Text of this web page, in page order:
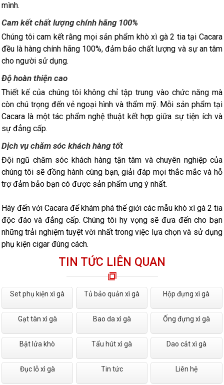
mình.
Cam kết chất lượng chính hãng 100%
Chúng tôi cam kết rằng mọi sản phẩm khò xì gà 2 tia tại Cacara
đều là hàng chính hãng 100%, đảm bảo chất lượng và sự an tâm
cho người sử dụng.
Độ hoàn thiện cao
Thiết kế của chúng tôi không chỉ tập trung vào chức năng mà
còn chú trọng đến vẻ ngoại hình và thẩm mỹ. Mỗi sản phẩm tại
Cacara là một tác phẩm nghệ thuật kết hợp giữa sự tiện ích và
sự đẳng cấp.
Dịch vụ chăm sóc khách hàng tốt
Đội ngũ chăm sóc khách hàng tận tâm và chuyên nghiệp của
chúng tôi sẽ đồng hành cùng bạn, giải đáp mọi thắc mắc và hỗ
trợ đảm bảo bạn có được sản phẩm ưng ý nhất.
Hãy đến với Cacara để khám phá thế giới các mẫu khò xì gà 2 tia
độc đáo và đẳng cấp. Chúng tôi hy vọng sẽ đưa đến cho bạn
những trải nghiệm tuyệt vời nhất trong việc lựa chọn và sử dụng
phụ kiện cigar đúng cách.
TIN TỨC LIÊN QUAN
Set phụ kiện xì gà Tủ bảo quản xì gà Hộp đựng xì gà
Gạt tàn xì gà Bao da xì gà Ống đựng xì gà
Bật lửa khò Tẩu hút xì gà Dao cắt xì gà
Đục lỗ xì gà Tin tức Liên hệ